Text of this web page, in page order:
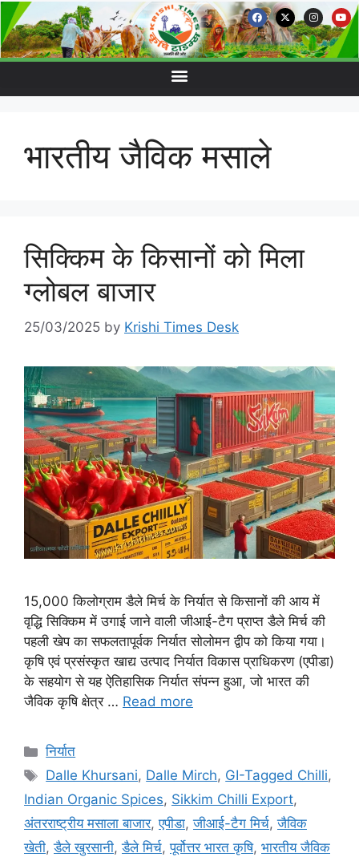
भारतीय जैविक मसाले
सिक्किम के किसानों को मिला
ग्लोबल बाजार
25/03/2025 by Krishi Times Desk
15,000 किलोग्राम डैले मिर्च के निर्यात से किसानों की आय में
वृद्धि सिक्किम में उगाई जाने वाली जीआई-टैग प्राप्त डैले मिर्च की
पहली खेप का सफलतापूर्वक निर्यात सोलोमन द्वीप को किया गया।
कृषि एवं प्रसंस्कृत खाद्य उत्पाद निर्यात विकास प्राधिकरण (एपीडा)
के सहयोग से यह ऐतिहासिक निर्यात संपन्न हुआ, जो भारत की
जैविक कृषि क्षेत्र … Read more
निर्यात
Dalle Khursani, Dalle Mirch, GI-Tagged Chilli,
Indian Organic Spices, Sikkim Chilli Export,
अंतरराष्ट्रीय मसाला बाजार,एपीडा,जीआई-टैग मिर्च,जैविक
खेती,डैले खुरसानी,डैले मिर्च,पूर्वोत्तर भारत कृषि, भारतीय जैविक